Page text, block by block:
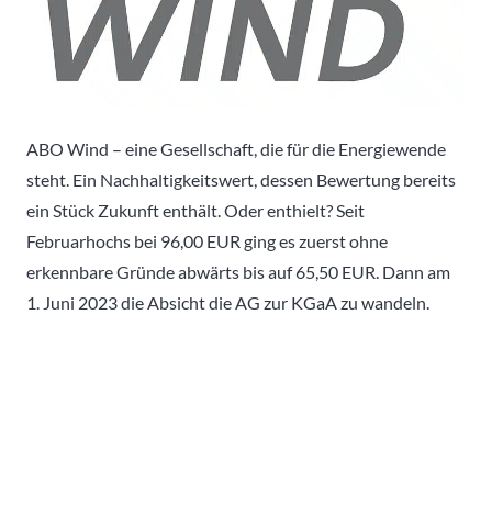
ABO Wind – eine Gesellschaft, die für die Energiewende
steht. Ein Nachhaltigkeitswert, dessen Bewertung bereits
ein Stück Zukunft enthält. Oder enthielt? Seit
Februarhochs bei 96,00 EUR ging es zuerst ohne
erkennbare Gründe abwärts bis auf 65,50 EUR. Dann am
1. Juni 2023 die Absicht die AG zur KGaA zu wandeln.